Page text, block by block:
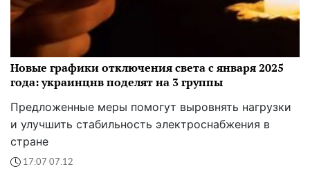
Новые графики отключения света с января 2025
года: украинцнв поделят на 3 группы
Предложенные меры помогут выровнять нагрузки
и улучшить стабильность электроснабжения в
стране
17:07 07.12